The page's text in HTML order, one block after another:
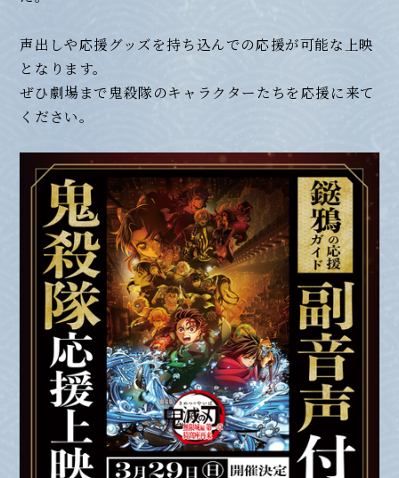
声出しや応援グッズを持ち込んでの応援が可能な上映
となります。
ぜひ劇場まで鬼殺隊のキャラクターたちを応援に来て
ください。